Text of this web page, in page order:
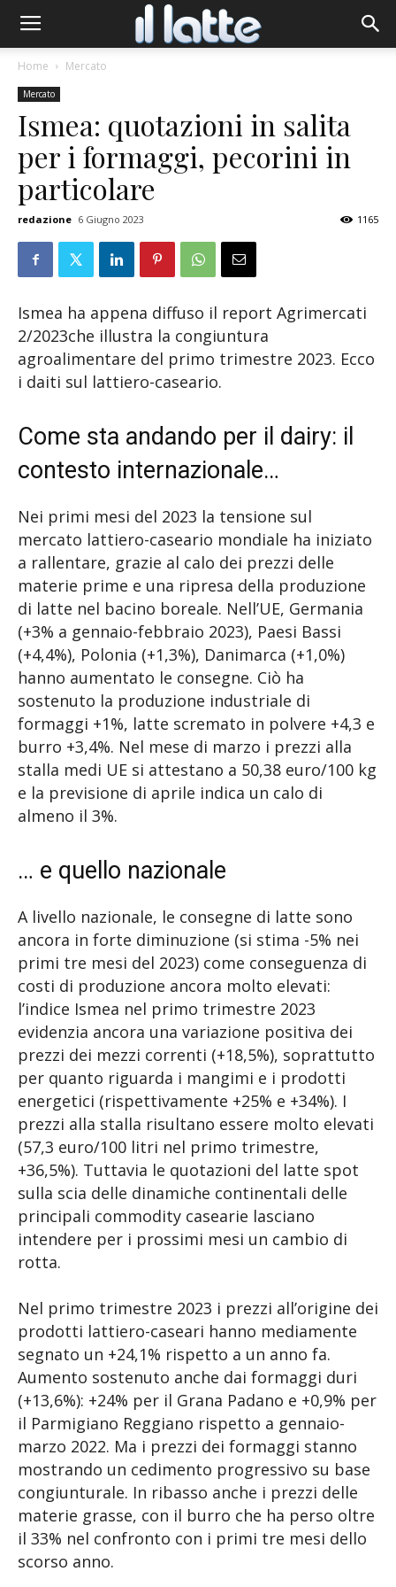
Home Mercato
Mercato
Ismea: quotazioni in salita
per i formaggi, pecorini in
particolare
redazione 6 Giugno 2023 1165
Ismea ha appena diffuso il report Agrimercati
2/2023che illustra la congiuntura
agroalimentare del primo trimestre 2023. Ecco
i daiti sul lattiero-caseario.
Come sta andando per il dairy: il
contesto internazionale…
Nei primi mesi del 2023 la tensione sul
mercato lattiero-caseario mondiale ha iniziato
a rallentare, grazie al calo dei prezzi delle
materie prime e una ripresa della produzione
di latte nel bacino boreale. Nell’UE, Germania
(+3% a gennaio-febbraio 2023), Paesi Bassi
(+4,4%), Polonia (+1,3%), Danimarca (+1,0%)
hanno aumentato le consegne. Ciò ha
sostenuto la produzione industriale di
formaggi +1%, latte scremato in polvere +4,3 e
burro +3,4%. Nel mese di marzo i prezzi alla
stalla medi UE si attestano a 50,38 euro/100 kg
e la previsione di aprile indica un calo di
almeno il 3%.
… e quello nazionale
A livello nazionale, le consegne di latte sono
ancora in forte diminuzione (si stima -5% nei
primi tre mesi del 2023) come conseguenza di
costi di produzione ancora molto elevati:
l’indice Ismea nel primo trimestre 2023
evidenzia ancora una variazione positiva dei
prezzi dei mezzi correnti (+18,5%), soprattutto
per quanto riguarda i mangimi e i prodotti
energetici (rispettivamente +25% e +34%). I
prezzi alla stalla risultano essere molto elevati
(57,3 euro/100 litri nel primo trimestre,
+36,5%). Tuttavia le quotazioni del latte spot
sulla scia delle dinamiche continentali delle
principali commodity casearie lasciano
intendere per i prossimi mesi un cambio di
rotta.
Nel primo trimestre 2023 i prezzi all’origine dei
prodotti lattiero-caseari hanno mediamente
segnato un +24,1% rispetto a un anno fa.
Aumento sostenuto anche dai formaggi duri
(+13,6%): +24% per il Grana Padano e +0,9% per
il Parmigiano Reggiano rispetto a gennaio-
marzo 2022. Ma i prezzi dei formaggi stanno
mostrando un cedimento progressivo su base
congiunturale. In ribasso anche i prezzi delle
materie grasse, con il burro che ha perso oltre
il 33% nel confronto con i primi tre mesi dello
scorso anno.